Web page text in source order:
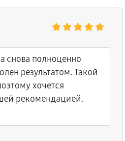
снова полноценно
результатом. Такой
хочется
рекомендацией.